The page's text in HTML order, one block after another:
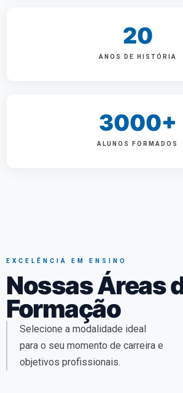
20
ANOS DE HISTÓRIA
3000+
ALUNOS FORMADOS
EXCELÊNCIA EM ENSINO
Nossas Áreas
Formação
Selecione a modalidade ideal
para o seu momento de carreira e
objetivos profissionais.